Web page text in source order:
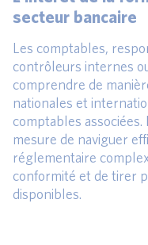
secteur bancaire
Les comptables,
contrôleurs internes
comprendre de
nationales et
comptables associées.
mesure de naviguer
réglementaire
conformité et de tirer
disponibles.